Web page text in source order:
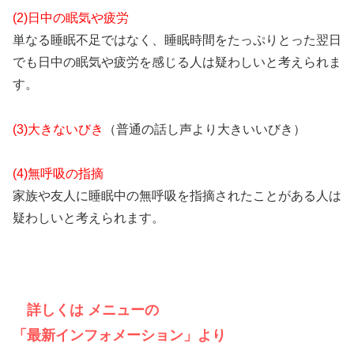
(2)日中の眠気や疲労
単なる睡眠不足ではなく、睡眠時間をたっぷりとった翌日
でも日中の眠気や疲労を感じる人は疑わしいと考えられま
す。
(3)大きないびき （普通の話し声より大きいいびき）
(4)無呼吸の指摘
家族や友人に睡眠中の無呼吸を指摘されたことがある人は
疑わしいと考えられます。
詳しくは メニューの
「最新インフォメーション」より